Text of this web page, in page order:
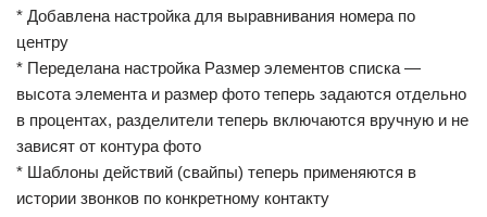
* Добавлена настройка для выравнивания номера по
центру
* Переделана настройка Размер элементов списка —
высота элемента и размер фото теперь задаются отдельно
в процентах, разделители теперь включаются вручную и не
зависят от контура фото
* Шаблоны действий (свайпы) теперь применяются в
истории звонков по конкретному контакту